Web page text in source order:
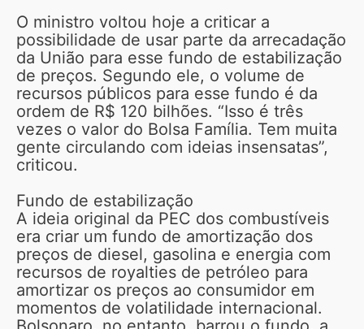
O ministro voltou hoje a criticar a
possibilidade de usar parte da arrecadação
da União para esse fundo de estabilização
de preços. Segundo ele, o volume de
recursos públicos para esse fundo é da
ordem de R$ 120 bilhões. “Isso é três
vezes o valor do Bolsa Família. Tem muita
gente circulando com ideias insensatas”,
criticou.
Fundo de estabilização
A ideia original da PEC dos combustíveis
era criar um fundo de amortização dos
preços de diesel, gasolina e energia com
recursos de royalties de petróleo para
amortizar os preços ao consumidor em
momentos de volatilidade internacional.